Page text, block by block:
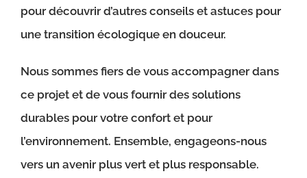
pour découvrir d’autres conseils et astuces pour
une transition écologique en douceur.
Nous sommes fiers de vous accompagner dans
ce projet et de vous fournir des solutions
durables pour votre confort et pour
l’environnement. Ensemble, engageons-nous
vers un avenir plus vert et plus responsable.